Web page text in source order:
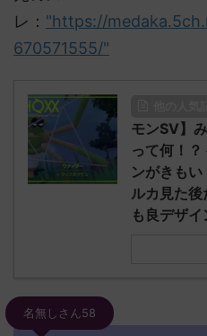
レ： "https://
670571555/"
モンSV】
って何！
ンがきも
ルカ見た
も良デザ
名無しさん58